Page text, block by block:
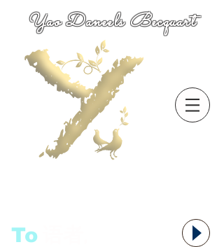
Yao Daneels Becquart
To